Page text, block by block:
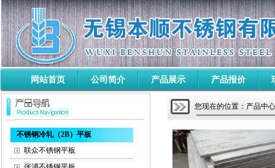
网站首页 公司简介 产品展示 产品报价
不锈钢冷轧（2B）平板
联众不锈钢平板
您现在的位置：产品中